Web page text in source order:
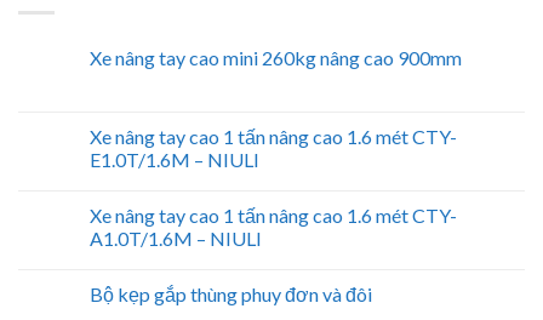
Xe nâng tay cao mini 260kg nâng cao 900mm
Xe nâng tay cao 1 tấn nâng cao 1.6 mét CTY-
E1.0T/1.6M – NIULI
Xe nâng tay cao 1 tấn nâng cao 1.6 mét CTY-
A1.0T/1.6M – NIULI
Bộ kẹp gắp thùng phuy đơn và đôi